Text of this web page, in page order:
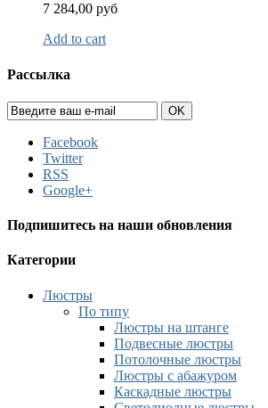
7 284,00 руб
Add to cart
Рассылка
OK
Facebook
Twitter
RSS
Google+
Подпишитесь на наши обновления
Категории
Люстры
По типу
Люстры на штанге
Подвесные люстры
Потолочные люстры
Люстры с абажуром
Каскадные люстры